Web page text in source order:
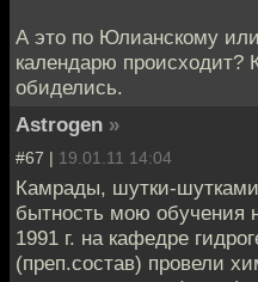
А это по Юлианскому
календарю происходит?
обиделись.
Astrogen »
#67 | 19.01.11 14:04
Камрады, шутки-
бытность мою обучения
1991 г. на кафедре
(преп.состав) провели